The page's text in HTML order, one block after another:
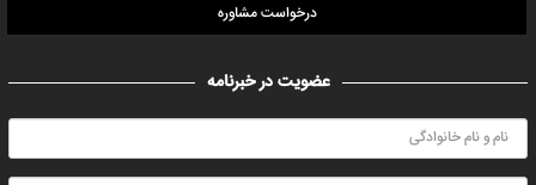
درخواست مشاوره
عضویت در خبرنامه